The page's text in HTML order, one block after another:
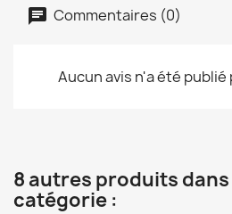
Commentaires (0)
Aucun avis n'a été
8 autres produits dans
catégorie :